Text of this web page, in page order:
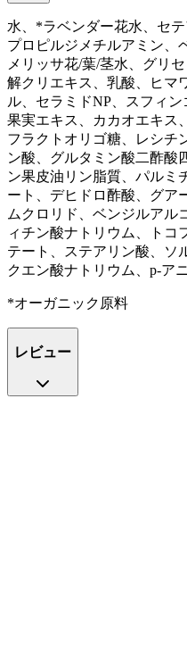
水、*ラベンダー花水、セ
プロピルジメチルアミン、
メリッサ花/葉/茎水、グリ
解クリエキス、乳酸、ヒマ
ル、セラミドNP、スフィ
果実エキス、カカオエキス
フラクトオリゴ糖、レシチ
ン酸、グルタミン酸二酢酸
ン果皮油リン脂質、パルミ
ート、デヒドロ酢酸、グア
ムクロリド、ベンジルアル
ィチン酸ナトリウム、トコ
テート、ステアリン酸、ソ
クエン酸ナトリウム、p-ア
*オーガニック原料
レビュー